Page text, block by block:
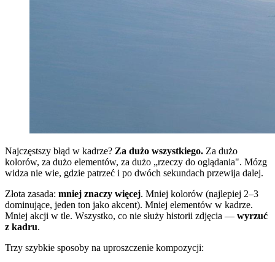
Najczęstszy błąd w kadrze? Za dużo wszystkiego. Za dużo
kolorów, za dużo elementów, za dużo „rzeczy do oglądania". Mózg
widza nie wie, gdzie patrzeć i po dwóch sekundach przewija dalej.
Złota zasada: mniej znaczy więcej. Mniej kolorów (najlepiej 2–3
dominujące, jeden ton jako akcent). Mniej elementów w kadrze.
Mniej akcji w tle. Wszystko, co nie służy historii zdjęcia — wyrzuć
z kadru.
Trzy szybkie sposoby na uproszczenie kompozycji: